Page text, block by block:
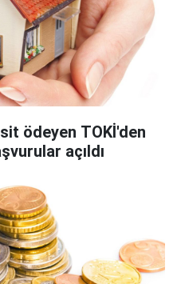
ödeyen TOKİ'den
açıldı